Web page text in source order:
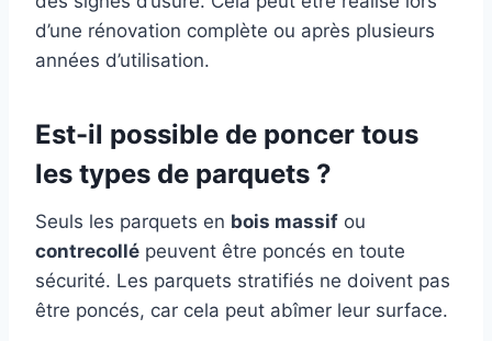
d’une rénovation complète ou après plusieurs
années d’utilisation.
Est-il possible de poncer tous
les types de parquets ?
Seuls les parquets en bois massif ou
contrecollé peuvent être poncés en toute
sécurité. Les parquets stratifiés ne doivent pas
être poncés, car cela peut abîmer leur surface.